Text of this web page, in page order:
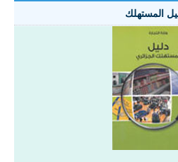
المستهلك